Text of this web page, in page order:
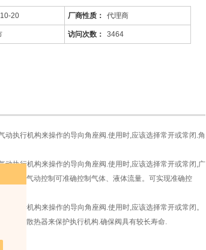
20 厂商性质： 代理商
访问次数： 3464
执行机构来操作的导向角座阀.使用时,应该选择常开或常闭.角
执行机构来操作的导向角座阀.使用时,应该选择常开或常闭,广
，用气动控制可准确控制气体、液体流量。可实现准确控
执行机构来操作的导向角座阀.使用时,应该选择常开或常闭。
它带有散热器来保护执行机构.确保阀具有较长寿命.